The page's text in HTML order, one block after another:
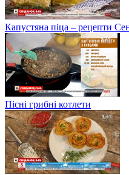
Капустяна піца – рецепти
Пісні грибні котлети